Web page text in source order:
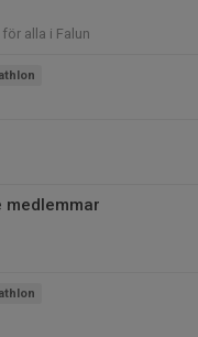
alla i Falun